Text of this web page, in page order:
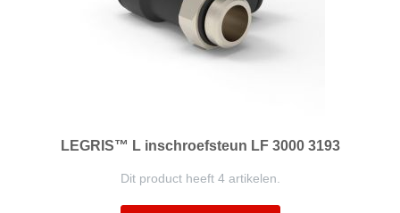
LEGRIS™ L inschroefsteun LF 3000 3193
Dit product heeft 4 artikelen.